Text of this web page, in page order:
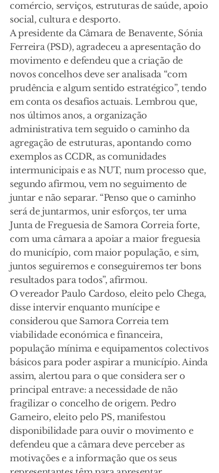
comércio, serviços, estruturas de saúde, apoio
social, cultura e desporto.
A presidente da Câmara de Benavente, Sónia
Ferreira (PSD), agradeceu a apresentação do
movimento e defendeu que a criação de
novos concelhos deve ser analisada “com
prudência e algum sentido estratégico”, tendo
em conta os desafios actuais. Lembrou que,
nos últimos anos, a organização
administrativa tem seguido o caminho da
agregação de estruturas, apontando como
exemplos as CCDR, as comunidades
intermunicipais e as NUT, num processo que,
segundo afirmou, vem no seguimento de
juntar e não separar. “Penso que o caminho
será de juntarmos, unir esforços, ter uma
Junta de Freguesia de Samora Correia forte,
com uma câmara a apoiar a maior freguesia
do município, com maior população, e sim,
juntos seguiremos e conseguiremos ter bons
resultados para todos”, afirmou.
O vereador Paulo Cardoso, eleito pelo Chega,
disse intervir enquanto munícipe e
considerou que Samora Correia tem
viabilidade económica e financeira,
população mínima e equipamentos colectivos
básicos para poder aspirar a município. Ainda
assim, alertou para o que considera ser o
principal entrave: a necessidade de não
fragilizar o concelho de origem. Pedro
Gameiro, eleito pelo PS, manifestou
disponibilidade para ouvir o movimento e
defendeu que a câmara deve perceber as
motivações e a informação que os seus